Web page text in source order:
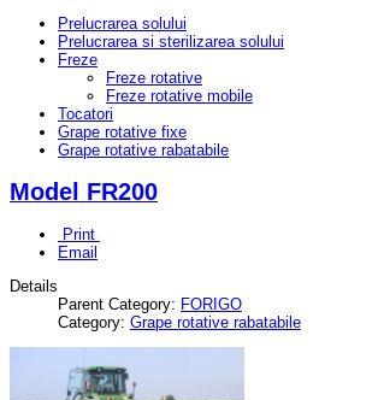
Prelucrarea solului
Prelucrarea si sterilizarea solului
Freze
Freze rotative
Freze rotative mobile
Tocatori
Grape rotative fixe
Grape rotative rabatabile
Model FR200
Print
Email
Details
Parent Category: FORIGO
Category: Grape rotative rabatabile